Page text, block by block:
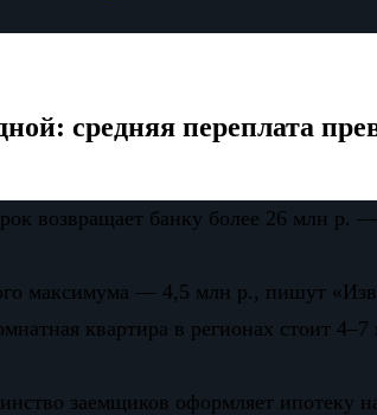
средняя переплата
возвращает банку более 26 млн р.
максимума — 4,5 млн р., пишут
квартира в регионах стоит
заемщиков оформляет ипотеку